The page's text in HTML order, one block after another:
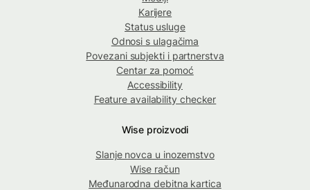
Karijere
Status usluge
Odnosi s ulagačima
Povezani subjekti i partnerstva
Centar za pomoć
Accessibility
Feature availability checker
Wise proizvodi
Slanje novca u inozemstvo
Wise račun
Međunarodna debitna kartica